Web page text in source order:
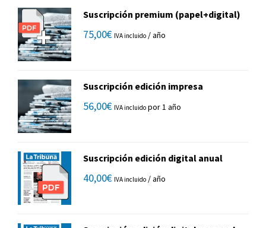
Suscripción premium (papel+digital)
75,00€ IVA incluido / año
Suscripción edición impresa
56,00€ IVA incluido por 1 año
Suscripción edición digital anual
40,00€ IVA incluido / año